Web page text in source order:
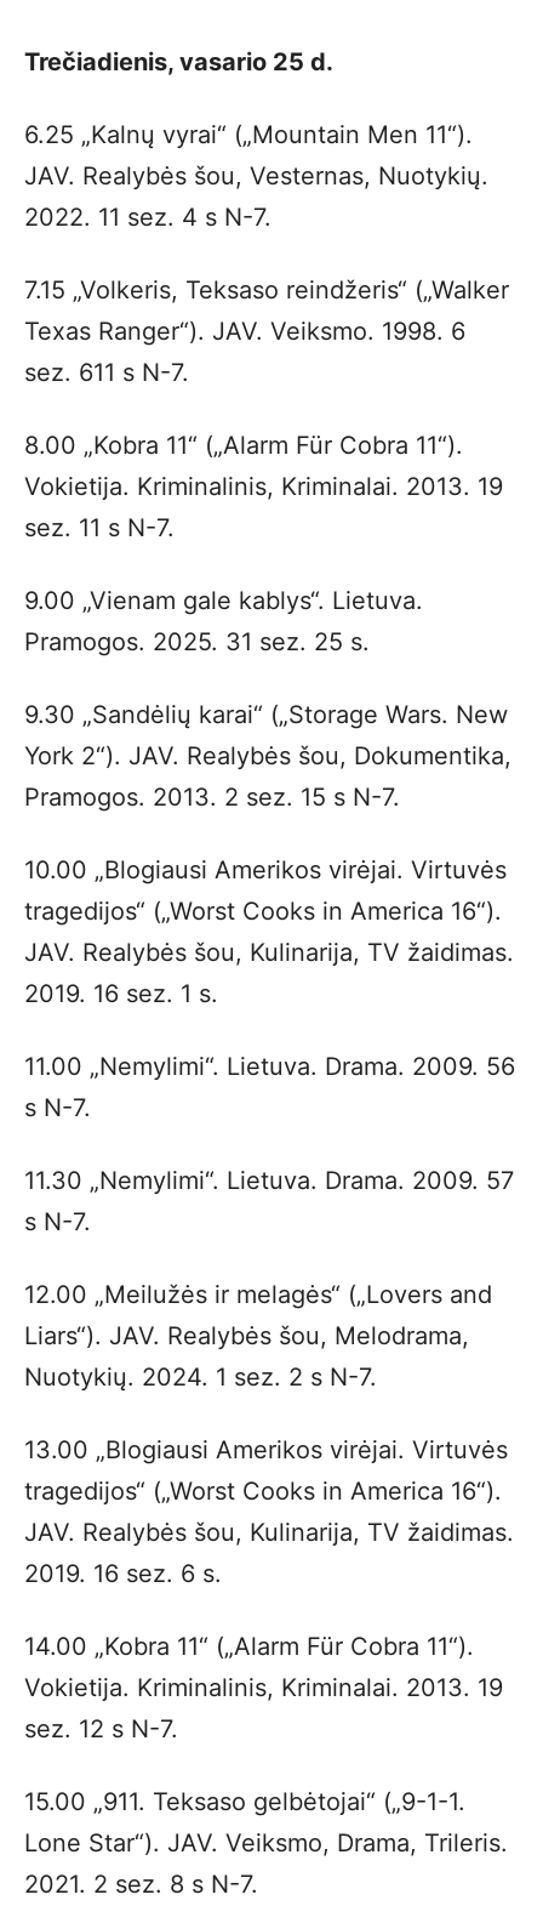
Trečiadienis, vasario 25 d.
6.25 „Kalnų vyrai“ („Mountain Men 11“).
JAV. Realybės šou, Vesternas, Nuotykių.
2022. 11 sez. 4 s N-7.
7.15 „Volkeris, Teksaso reindžeris“ („Walker
Texas Ranger“). JAV. Veiksmo. 1998. 6
sez. 611 s N-7.
8.00 „Kobra 11“ („Alarm Für Cobra 11“).
Vokietija. Kriminalinis, Kriminalai. 2013. 19
sez. 11 s N-7.
9.00 „Vienam gale kablys“. Lietuva.
Pramogos. 2025. 31 sez. 25 s.
9.30 „Sandėlių karai“ („Storage Wars. New
York 2“). JAV. Realybės šou, Dokumentika,
Pramogos. 2013. 2 sez. 15 s N-7.
10.00 „Blogiausi Amerikos virėjai. Virtuvės
tragedijos“ („Worst Cooks in America 16“).
JAV. Realybės šou, Kulinarija, TV žaidimas.
2019. 16 sez. 1 s.
11.00 „Nemylimi“. Lietuva. Drama. 2009. 56
s N-7.
11.30 „Nemylimi“. Lietuva. Drama. 2009. 57
s N-7.
12.00 „Meilužės ir melagės“ („Lovers and
Liars“). JAV. Realybės šou, Melodrama,
Nuotykių. 2024. 1 sez. 2 s N-7.
13.00 „Blogiausi Amerikos virėjai. Virtuvės
tragedijos“ („Worst Cooks in America 16“).
JAV. Realybės šou, Kulinarija, TV žaidimas.
2019. 16 sez. 6 s.
14.00 „Kobra 11“ („Alarm Für Cobra 11“).
Vokietija. Kriminalinis, Kriminalai. 2013. 19
sez. 12 s N-7.
15.00 „911. Teksaso gelbėtojai“ („9-1-1.
Lone Star“). JAV. Veiksmo, Drama, Trileris.
2021. 2 sez. 8 s N-7.